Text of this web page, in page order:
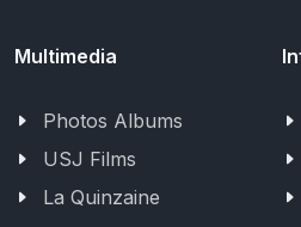
Multimedia
Photos Albums
USJ Films
La Quinzaine